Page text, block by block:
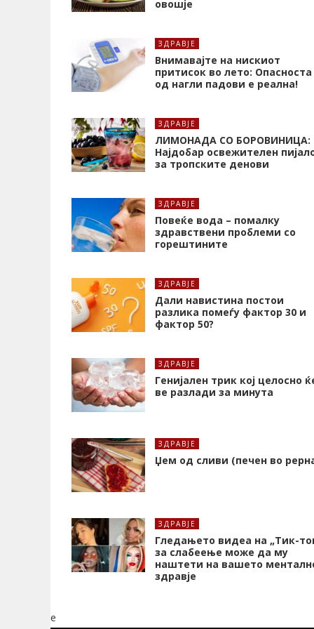
овошје
ЗДРАВЈЕ
Внимавајте на нискиот
притисок во лето: Опасноста
од нагли падови е реална!
ЗДРАВЈЕ
ЛИМОНАДА СО БОРОВИНИЦА:
Најдобар освежителен
за тропските денови
ЗДРАВЈЕ
Повеќе вода – помалку
здравствени проблеми со
горештините
ЗДРАВЈЕ
Дали навистина постои
разлика помеѓу фактор 30 и
фактор 50?
ЗДРАВЈЕ
Генијален трик кој целосно
ве разлади за минута
ЗДРАВЈЕ
Џем од сливи (печен во
ЗДРАВЈЕ
Гледањето видеа на „Тик-
за слабеење може да му
наштети на вашето
здравје
e